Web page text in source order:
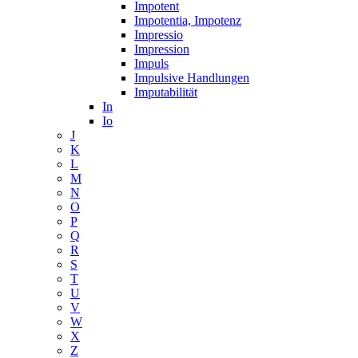
Impotent
Impotentia, Impotenz
Impressio
Impression
Impuls
Impulsive Handlungen
Imputabilität
In
Io
J
K
L
M
N
O
P
Q
R
S
T
U
V
W
X
Z